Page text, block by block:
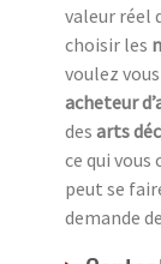
valeur réel
choisir les
voulez
acheteur
des arts
ce qui vous
peut se
demande